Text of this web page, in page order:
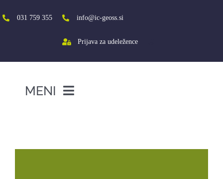
to
content
031 759 355 info@ic-geoss.si
Prijava za udeležence
MENI